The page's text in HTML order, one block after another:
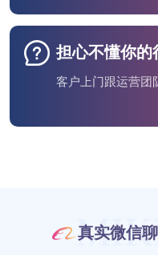
担心不懂你的
客户上门跟运营团
真实微信